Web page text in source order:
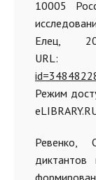
10005
Елец,
Режим
Ревенко,
диктантов